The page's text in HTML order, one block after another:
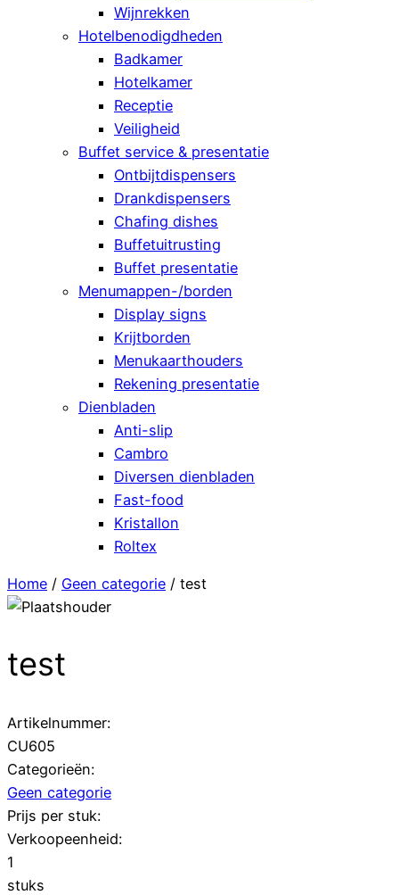
Wijnrekken
Hotelbenodigdheden
Badkamer
Hotelkamer
Receptie
Veiligheid
Buffet service & presentatie
Ontbijtdispensers
Drankdispensers
Chafing dishes
Buffetuitrusting
Buffet presentatie
Menumappen-/borden
Display signs
Krijtborden
Menukaarthouders
Rekening presentatie
Dienbladen
Anti-slip
Cambro
Diversen dienbladen
Fast-food
Kristallon
Roltex
Home / Geen categorie / test
test
Artikelnummer:
CU605
Categorieën:
Geen categorie
Prijs per stuk:
Verkoopeenheid:
1
stuks